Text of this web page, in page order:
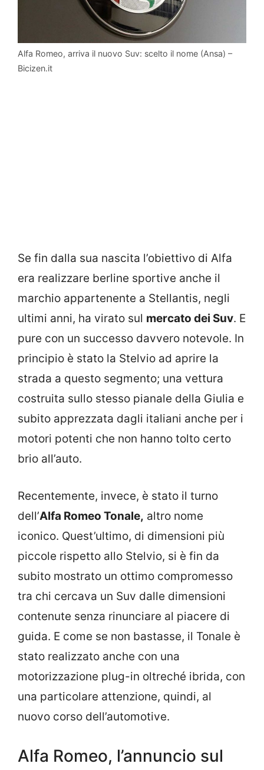
Alfa Romeo, arriva il nuovo Suv: scelto il nome (Ansa) –
Bicizen.it
Se fin dalla sua nascita l’obiettivo di Alfa
era realizzare berline sportive anche il
marchio appartenente a Stellantis, negli
ultimi anni, ha virato sul mercato dei Suv. E
pure con un successo davvero notevole. In
principio è stato la Stelvio ad aprire la
strada a questo segmento; una vettura
costruita sullo stesso pianale della Giulia e
subito apprezzata dagli italiani anche per i
motori potenti che non hanno tolto certo
brio all’auto.
Recentemente, invece, è stato il turno
dell’Alfa Romeo Tonale, altro nome
iconico. Quest’ultimo, di dimensioni più
piccole rispetto allo Stelvio, si è fin da
subito mostrato un ottimo compromesso
tra chi cercava un Suv dalle dimensioni
contenute senza rinunciare al piacere di
guida. E come se non bastasse, il Tonale è
stato realizzato anche con una
motorizzazione plug-in oltreché ibrida, con
una particolare attenzione, quindi, al
nuovo corso dell’automotive.
Alfa Romeo, l’annuncio sul